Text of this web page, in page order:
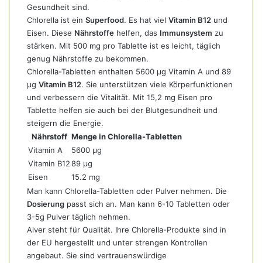
Gesundheit sind.
Chlorella ist ein Superfood. Es hat viel Vitamin B12 und
Eisen. Diese Nährstoffe helfen, das Immunsystem zu
stärken. Mit 500 mg pro Tablette ist es leicht, täglich
genug Nährstoffe zu bekommen.
Chlorella-Tabletten enthalten 5600 µg Vitamin A und 89
µg Vitamin B12. Sie unterstützen viele Körperfunktionen
und verbessern die Vitalität. Mit 15,2 mg Eisen pro
Tablette helfen sie auch bei der Blutgesundheit und
steigern die Energie.
Nährstoff Menge in Chlorella-Tabletten
Vitamin A
5600 µg
Vitamin B1289 µg
Eisen
15.2 mg
Man kann Chlorella-Tabletten oder Pulver nehmen. Die
Dosierung passt sich an. Man kann 6-10 Tabletten oder
3-5g Pulver täglich nehmen.
Alver steht für Qualität. Ihre Chlorella-Produkte sind in
der EU hergestellt und unter strengen Kontrollen
angebaut. Sie sind vertrauenswürdige